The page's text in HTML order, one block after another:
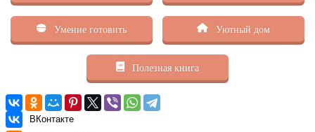
Умение готовить Уютный дом
Полезная книга
ВКонтакте